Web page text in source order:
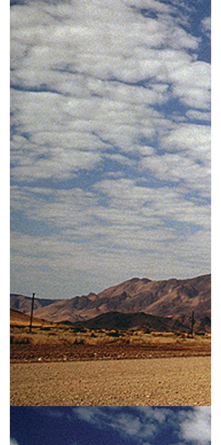
Fietsonderdelen
Fietsbanden
Sturen
Zadels
Kleding
Meer fietsonderdelen en accessoires
Onderhoud en Reparatie
Help mij bijhet
kiezenvan een fiets
Maak een afspraak
Over ons
Contact
De winkel
Blog
Alles voor de fietsvakantie
Paklijst
Bikepacking
Fiets in vliegtuig vervoeren
Navigatie en USB opladers
Cursussen en lezingen
Webshop